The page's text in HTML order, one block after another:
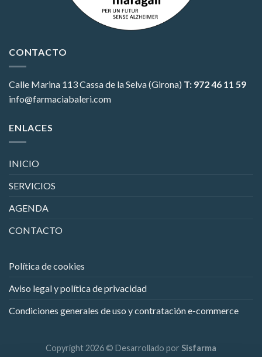
CONTACTO
Calle Marina 113Cassa de la Selva (Girona) T: 972 46 11 59
info@farmaciabaleri.com
ENLACES
INICIO
SERVICIOS
AGENDA
CONTACTO
Política de cookies
Aviso legal y política de privacidad
Condiciones generales de uso y contratación e-commerce
Copyright 2026 © Desarrollado por Sisfarma